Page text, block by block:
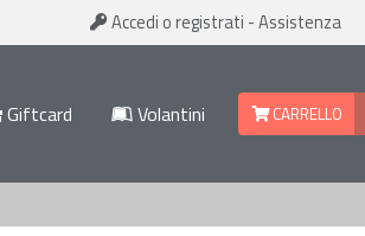
Accedi o registrati -Assistenza
Giftcard Volantini CARRELLO